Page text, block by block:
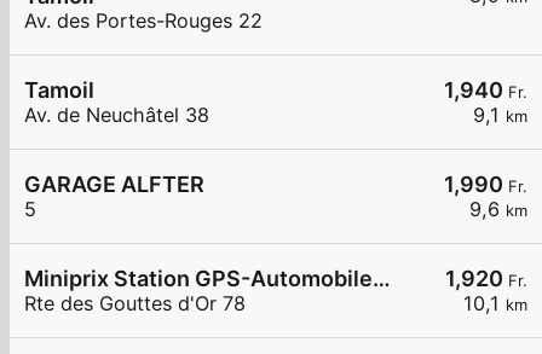
Av. des Portes-Rouges 22
1,940 Fr.
9,1 km
Tamoil
Av. de Neuchâtel 38
1,990 Fr.
9,6 km
GARAGE ALFTER
5
1,920 Fr.
10,1 km
Miniprix Station GPS-Automobiles SA
Rte des Gouttes d'Or 78